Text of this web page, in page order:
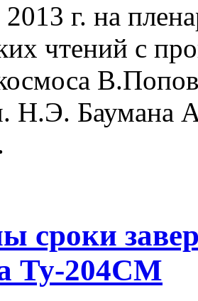
2013 г. на
чтений с
Баумана
сроки
Ту-204СМ